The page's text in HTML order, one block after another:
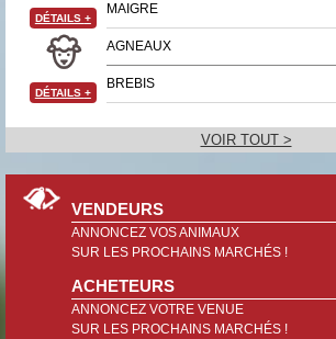
MAIGRE
DÉTAILS +
AGNEAUX
BREBIS
DÉTAILS +
VOIR TOUT >
VENDEURS
ANNONCEZ VOS ANIMAUX
SUR LES PROCHAINS MARCHÉS !
ACHETEURS
ANNONCEZ VOTRE VENUE
SUR LES PROCHAINS MARCHÉS !